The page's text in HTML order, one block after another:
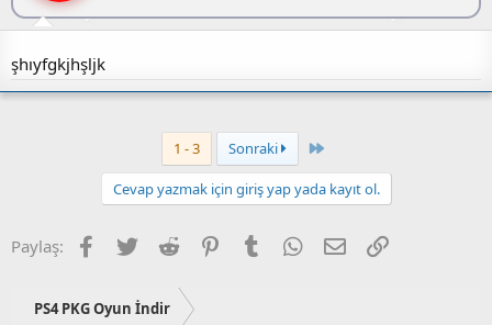
şhıyfgkjhşljk
1 - 3 Sonraki Son
Cevap yazmak için giriş yap yada kayıt ol.
Paylaş: Facebook
TwitterReddit PinterestTumblrWhatsApp
E-postaLink
PS4 PKG Oyun İndir